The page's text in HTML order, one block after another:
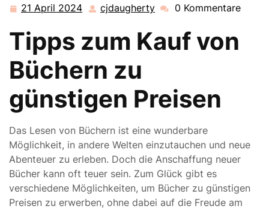
21 April 2024 21
2024
cjdaugherty cjdaugherty
0 Kommentare
Tipps zum Kauf von
Büchern zu
günstigen Preisen
Das Lesen von Büchern ist eine wunderbare
Möglichkeit, in andere Welten einzutauchen und neue
Abenteuer zu erleben. Doch die Anschaffung neuer
Bücher kann oft teuer sein. Zum Glück gibt es
verschiedene Möglichkeiten, um Bücher zu günstigen
Preisen zu erwerben, ohne dabei auf die Freude am